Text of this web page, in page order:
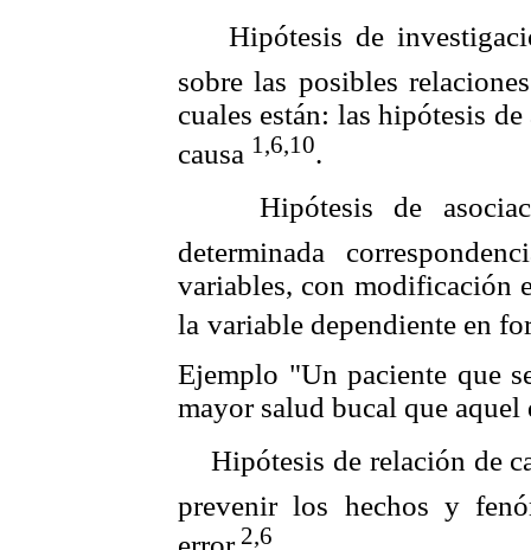
 Hipótesis de
sobre las posibles
cuales están: las hipótesis
causa 1,6,10.
 Hipótesis de
determinada
variables, con modificación
la variable dependiente en
Ejemplo "Un paciente que
mayor salud bucal que
 Hipótesis de relación de
prevenir los hechos y
2,6